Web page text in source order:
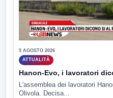
5 AGOSTO 2026
ATTUALITÀ
Hanon-Evo, i lavoratori
L'assemblea dei lavoratori
Olivola. Decisa...